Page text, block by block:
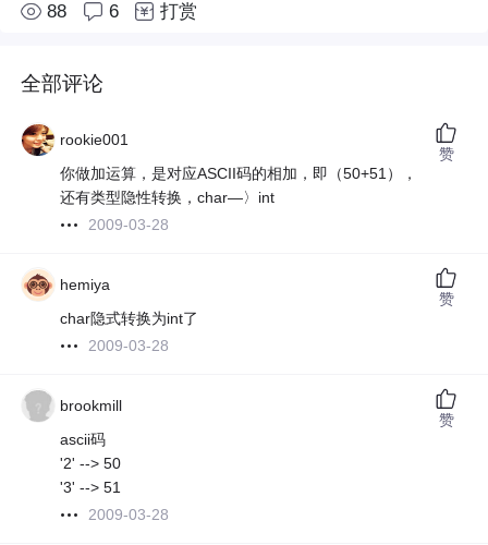
88 6 打赏
全部评论
rookie001
你做加运算，是对应ASCII码的相加，即（50+51），
还有类型隐性转换，char—〉int
2009-03-28
赞
hemiya
char隐式转换为int了
2009-03-28
赞
brookmill
ascii码
'2' --> 50
'3' --> 51
2009-03-28
赞